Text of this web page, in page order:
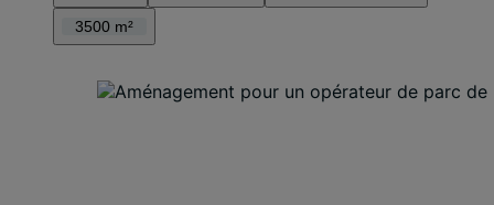
3500 m²